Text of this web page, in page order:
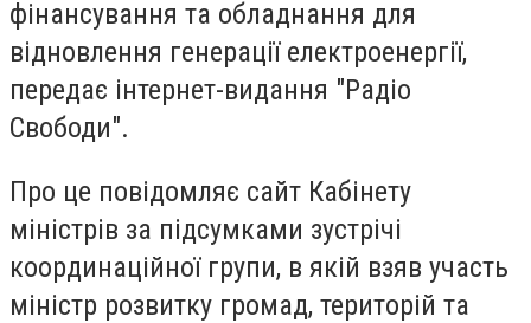
фінансування та обладнання для
відновлення генерації електроенергії,
передає інтернет-видання "Радіо
Свободи".
Про це повідомляє сайт Кабінету
міністрів за підсумками зустрічі
координаційної групи, в якій взяв участь
міністр розвитку громад, територій та